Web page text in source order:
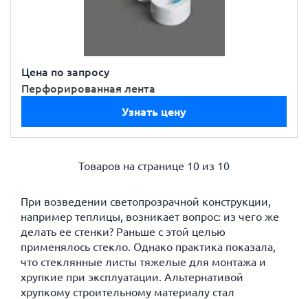
Цена по запросу
Перфорированная лента
Узнать цену
Товаров на странице 10 из 10
При возведении светопрозрачной конструкции,
например теплицы, возникает вопрос: из чего же
делать ее стенки? Раньше с этой целью
применялось стекло. Однако практика показала,
что стеклянные листы тяжелые для монтажа и
хрупкие при эксплуатации. Альтернативой
хрупкому строительному материалу стал